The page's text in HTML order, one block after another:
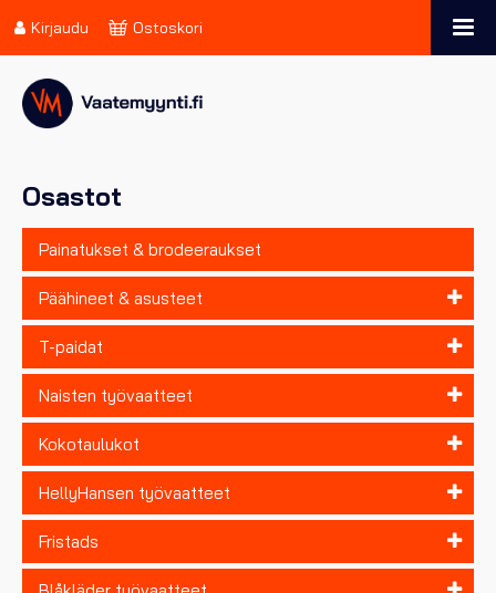
Osastot
Painatukset & brodeeraukset
Päähineet & asusteet
T-paidat
Naisten työvaatteet
Kokotaulukot
HellyHansen työvaatteet
Fristads
Kirjaudu Ostoskori